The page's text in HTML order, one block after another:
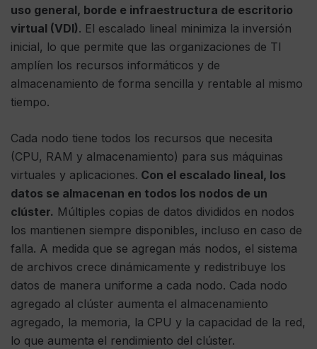
uso general, borde e infraestructura de escritorio
virtual (VDI). El escalado lineal minimiza la inversión
inicial, lo que permite que las organizaciones de TI
amplíen los recursos informáticos y de
almacenamiento de forma sencilla y rentable al mismo
tiempo.
Cada nodo tiene todos los recursos que necesita
(CPU, RAM y almacenamiento) para sus máquinas
virtuales y aplicaciones. Con el escalado lineal, los
datos se almacenan en todos los nodos de un
clúster. Múltiples copias de datos divididos en nodos
los mantienen siempre disponibles, incluso en caso de
falla. A medida que se agregan más nodos, el sistema
de archivos crece dinámicamente y redistribuye los
datos de manera uniforme a cada nodo. Cada nodo
agregado al clúster aumenta el almacenamiento
agregado, la memoria, la CPU y la capacidad de la red,
lo que aumenta el rendimiento del clúster.